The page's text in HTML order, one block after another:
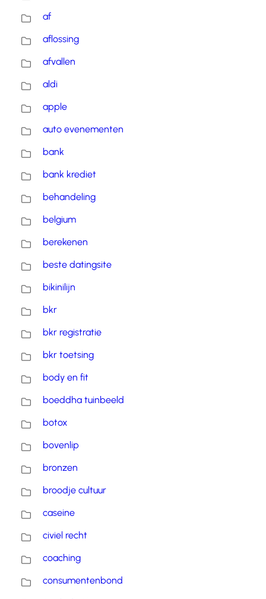
af
aflossing
afvallen
aldi
apple
auto evenementen
bank
bank krediet
behandeling
belgium
berekenen
beste datingsite
bikinilijn
bkr
bkr registratie
bkr toetsing
body en fit
boeddha tuinbeeld
botox
bovenlip
bronzen
broodje cultuur
caseine
civiel recht
coaching
consumentenbond